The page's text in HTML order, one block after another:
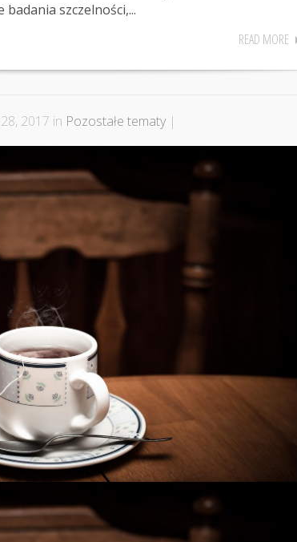
szczelności,...
READ MORE
2017 in Pozostałe tematy|